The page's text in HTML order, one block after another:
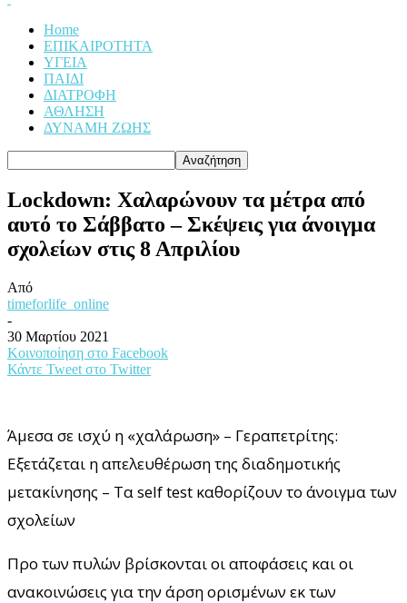
Home
ΕΠΙΚΑΙΡΟΤΗΤΑ
ΥΓΕΙΑ
ΠΑΙΔΙ
ΔΙΑΤΡΟΦΗ
ΑΘΛΗΣΗ
ΔΥΝΑΜΗ ΖΩΗΣ
Lockdown: Χαλαρώνουν τα μέτρα από
αυτό το Σάββατο – Σκέψεις για άνοιγμα
σχολείων στις 8 Απριλίου
Από
timeforlife_online
-
30 Μαρτίου 2021
Κοινοποίηση στο Facebook
Κάντε Tweet στο Twitter
Άμεσα σε ισχύ η «χαλάρωση» – Γεραπετρίτης:
Εξετάζεται η απελευθέρωση της διαδημοτικής
μετακίνησης – Τα self test καθορίζουν το άνοιγμα των
σχολείων
Προ των πυλών βρίσκονται οι αποφάσεις και οι
ανακοινώσεις για την άρση ορισμένων εκ των